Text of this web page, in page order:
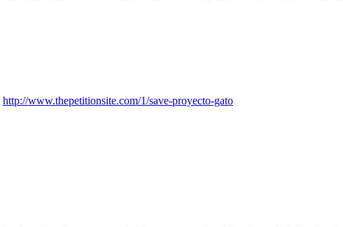
http://www.thepetitionsite.com/1/save-proyecto-gato